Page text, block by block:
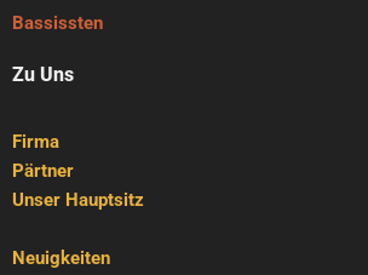
Bassissten
Zu Uns
Firma
Pärtner
Unser Hauptsitz
Neuigkeiten